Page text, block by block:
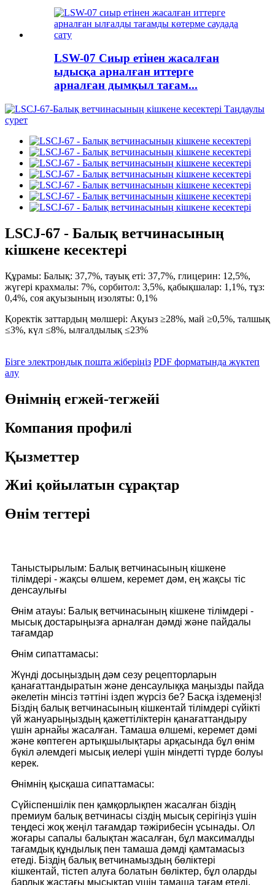
LSW-07 Сиыр етінен жасалған
ыдысқа арналған иттерге
арналған дымқыл тағам...
LSCJ-67 - Балық ветчинасының
кішкене кесектері
Құрамы: Балық: 37,7%, тауық еті: 37,7%, глицерин: 12,5%,
жүгері крахмалы: 7%, сорбитол: 3,5%, қабықшалар: 1,1%, тұз:
0,4%, соя ақуызының изоляты: 0,1%
Қоректік заттардың мөлшері: Ақуыз ≥28%, май ≥0,5%, талшық
≤3%, күл ≤8%, ылғалдылық ≤23%
Бізге электрондық пошта жіберіңіз PDF форматында жүктеп
алу
Өнімнің егжей-тегжейі
Компания профилі
Қызметтер
Жиі қойылатын сұрақтар
Өнім тегтері
Таныстырылым: Балық ветчинасының кішкене
тілімдері - жақсы өлшем, керемет дәм, ең жақсы тіс
денсаулығы
Өнім атауы: Балық ветчинасының кішкене тілімдері -
мысық достарыңызға арналған дәмді және пайдалы
тағамдар
Өнім сипаттамасы:
Жүнді досыңыздың дәм сезу рецепторларын
қанағаттандыратын және денсаулыққа маңызды пайда
әкелетін мінсіз тәттіні іздеп жүрсіз бе? Басқа іздемеңіз!
Біздің балық ветчинасының кішкентай тілімдері сүйікті
үй жануарыңыздың қажеттіліктерін қанағаттандыру
үшін арнайы жасалған. Тамаша өлшемі, керемет дәмі
және көптеген артықшылықтары арқасында бұл өнім
бүкіл әлемдегі мысық иелері үшін міндетті түрде болуы
керек.
Өнімнің қысқаша сипаттамасы:
Сүйіспеншілік пен қамқорлықпен жасалған біздің
премиум балық ветчинасы сіздің мысық серігіңіз үшін
теңдесі жоқ жеңіл тағамдар тәжірибесін ұсынады. Ол
жоғары сапалы балықтан жасалған, бұл максималды
тағамдық құндылық пен тамаша дәмді қамтамасыз
етеді. Біздің балық ветчинамыздың бөліктері
кішкентай, тістеп алуға болатын бөліктер, бұл оларды
барлық жастағы мысықтар үшін тамаша тағам етеді.